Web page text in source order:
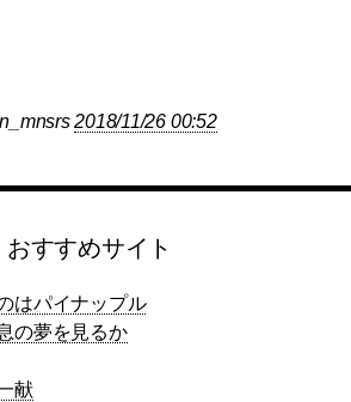
2018/11/26 00:52
おすすめサイト
はパイナップル
の夢を見るか
献